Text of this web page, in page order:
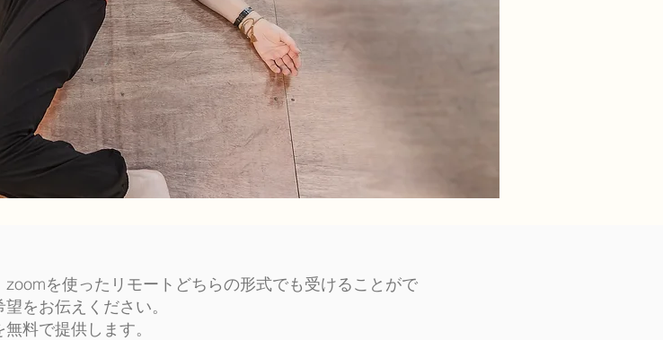
を使ったリモートどちらの形式でも受けることがで
をお伝えください。
料で提供します。